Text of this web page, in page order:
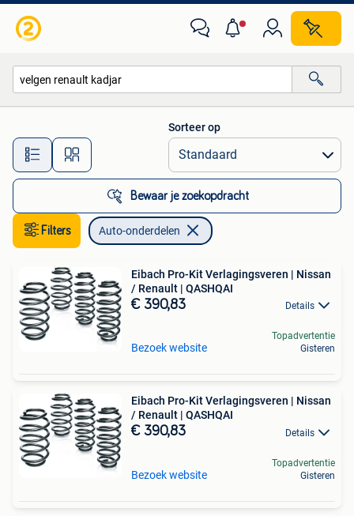
Alle afstanden…
Sorteer op
Bewaar je zoekopdracht
Filters Auto-onderdelen
Eibach Pro-Kit Verlagingsveren | Nissan
/ Renault | QASHQAI
€ 390,83 Details
Bezoek website
Topadvertentie
Gisteren
Eibach Pro-Kit Verlagingsveren | Nissan
/ Renault | QASHQAI
€ 390,83 Details
Bezoek website
Topadvertentie
Gisteren